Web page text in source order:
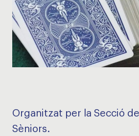
Organitzat per la Secció
Sèniors.